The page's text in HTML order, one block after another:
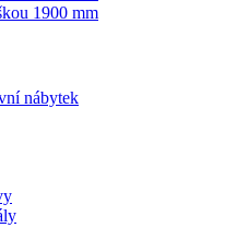
1900 mm
nábytek